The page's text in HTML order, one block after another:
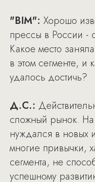
"BIM": Хорошо
прессы в России -
Какое место
в этом сегменте, и
удалось достичь?
Д.С.:
сложный рынок.
нуждался в новых
многие привычки,
сегмента, не
успешному